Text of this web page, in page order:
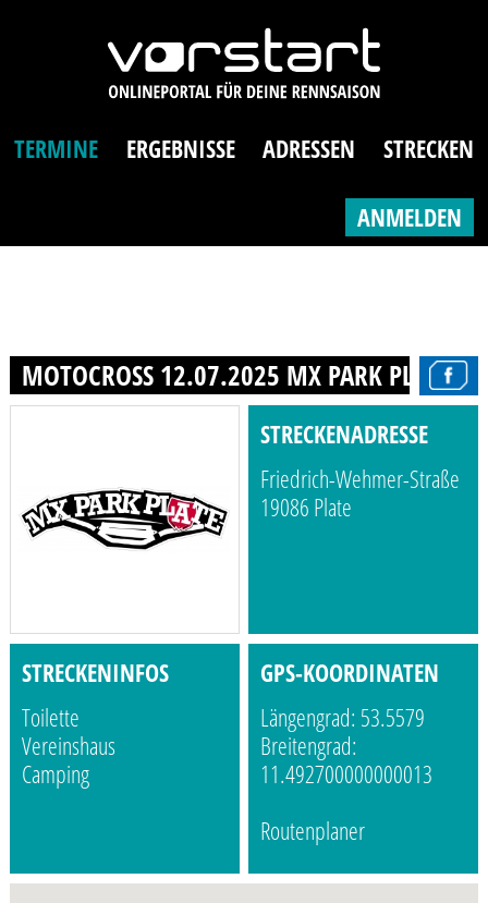
TERMINE ERGEBNISSE ADRESSEN STRECKEN
ANMELDEN
MOTOCROSS 12.07.2025 MX PARK PLATE
STRECKENADRESSE
Friedrich-Wehmer-Straße
19086 Plate
STRECKENINFOS
Toilette
Vereinshaus
Camping
GPS-KOORDINATEN
Längengrad: 53.5579
Breitengrad:
11.492700000000013
Routenplaner